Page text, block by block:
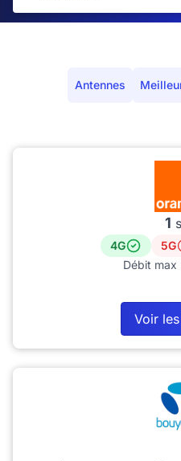
Antennes
1
4G 5G
Débit max
Voir